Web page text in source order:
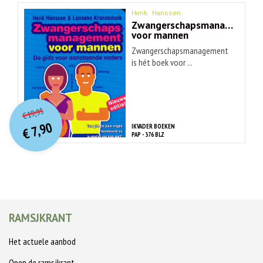
Henk Hanssen
Zwangerschapsmanagement
voor mannen
Zwangerschapsmanagement
is hét boek voor ...
IKVADER BOEKEN
PAP - 376 BLZ
€19,95O
orspr
onkelijke
prijs
was:
€ 19,95.
€7,90
Huidige
prijs
is:
€ 7,90.
RAMSJKRANT
Het actuele aanbod